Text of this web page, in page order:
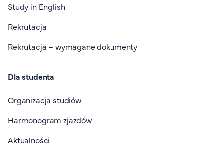
Study in English
Rekrutacja
Rekrutacja – wymagane dokumenty
Dla studenta
Organizacja studiów
Harmonogram zjazdów
Aktualności